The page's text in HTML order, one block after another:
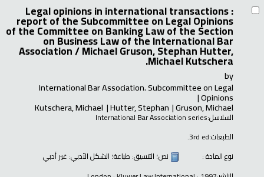
Legal opinions in international transactions :
report of the Subcommittee on Legal Opinions
of the Committee on Banking Law of the Section
on Business Law of the International Bar
Association /Michael Gruson, Stephan Hutter,
Michael Kutschera.
by
International Bar Association. Subcommittee on Legal
Opinions
Gruson, Michael
Hutter, Stephan
Kutschera, Michael
السلاسل:International Bar Association series
الطبعات:3rd ed.
نوع المادة :
نص؛ التنسيق: طباعة؛ الشكل الأدبي: غير أدبي